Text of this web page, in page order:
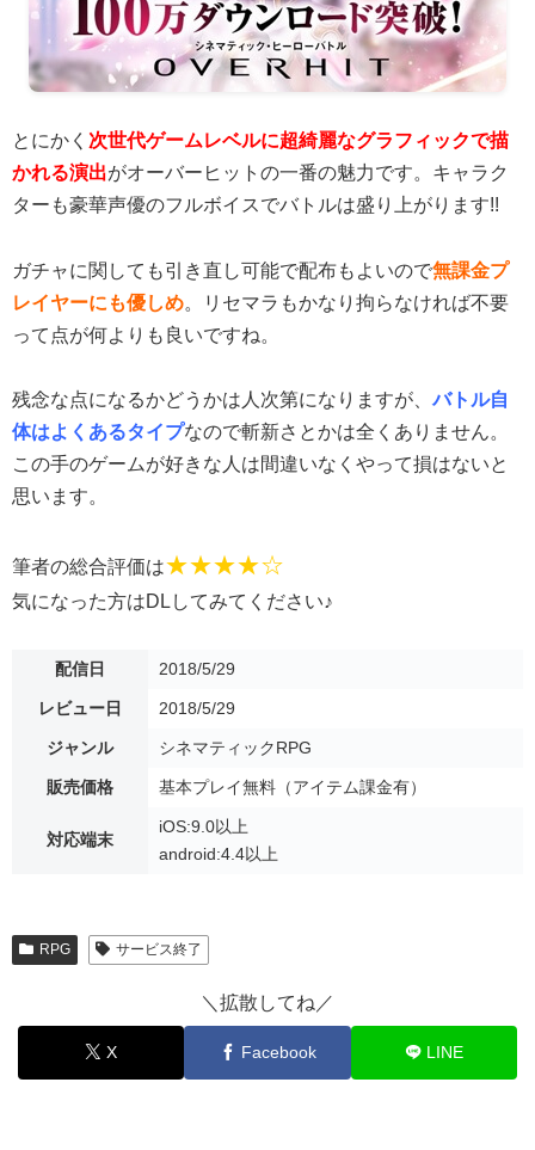
とにかく 次世代ゲームレベルに超綺麗なグラフィックで描
かれる演出がオーバーヒットの一番の魅力です。キャラク
ターも豪華声優のフルボイスでバトルは盛り上がります!!
ガチャに関しても引き直し可能で配布もよいので無課金プ
レイヤーにも優しめ。リセマラもかなり拘らなければ不要
って点が何よりも良いですね。
残念な点になるかどうかは人次第になりますが、バトル自
体はよくあるタイプなので斬新さとかは全くありません。
この手のゲームが好きな人は間違いなくやって損はないと
思います。
筆者の総合評価は★★★★☆
気になった方はDLしてみてください♪
配信日 2018/5/29
レビュー日 2018/5/29
ジャンル シネマティックRPG
販売価格 基本プレイ無料（アイテム課金有）
対応端末
iOS:9.0以上
android:4.4以上
RPG サービス終了
＼拡散してね／
X Facebook LINE